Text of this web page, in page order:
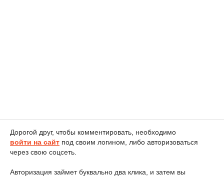
Дорогой друг, чтобы комментировать, необходимо
войти на сайт под своим логином, либо авторизоваться
через свою соцсеть.
Авторизация займет буквально два клика, и затем вы